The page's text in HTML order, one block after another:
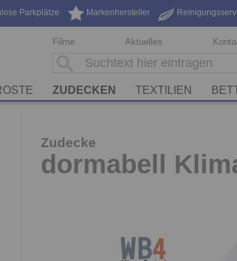
Parkplätze Markenhersteller
Filme Aktuelles
ZUDECKEN TEXTILIEN
Zudecke
dormabell